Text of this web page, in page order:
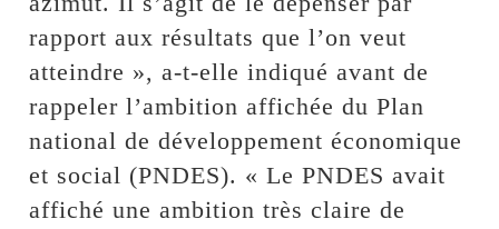
rapport aux résultats que l’on veut
atteindre », a-t-elle indiqué avant de
rappeler l’ambition affichée du Plan
national de développement économique
et social (PNDES). « Le PNDES avait
affiché une ambition très claire de